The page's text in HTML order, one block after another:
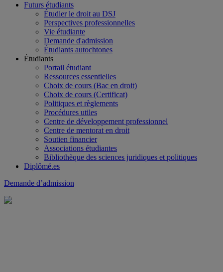
Futurs étudiants
Étudier le droit au DSJ
Perspectives professionnelles
Vie étudiante
Demande d'admission
Étudiants autochtones
Étudiants
Portail étudiant
Ressources essentielles
Choix de cours (Bac en droit)
Choix de cours (Certificat)
Politiques et règlements
Procédures utiles
Centre de développement professionnel
Centre de mentorat en droit
Soutien financier
Associations étudiantes
Bibliothèque des sciences juridiques et politiques
Diplômé.es
Demande d’admission